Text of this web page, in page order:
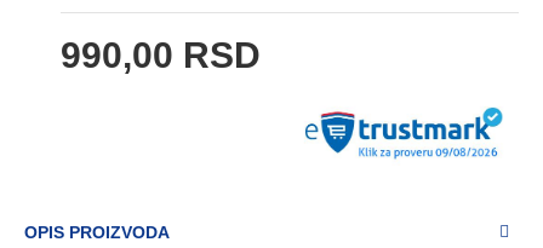
990,00 RSD
OPIS PROIZVODA